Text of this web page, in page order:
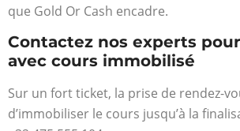
que Gold Or Cash encadre.
Contactez nos experts
avec cours immobilisé
Sur un fort ticket, la prise de rendez-
d’immobiliser le cours jusqu’à la